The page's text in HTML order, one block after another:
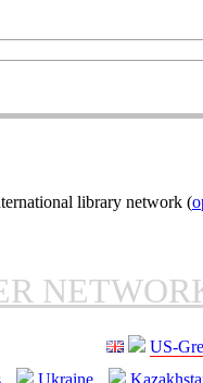
library network (
US-
Ukraine